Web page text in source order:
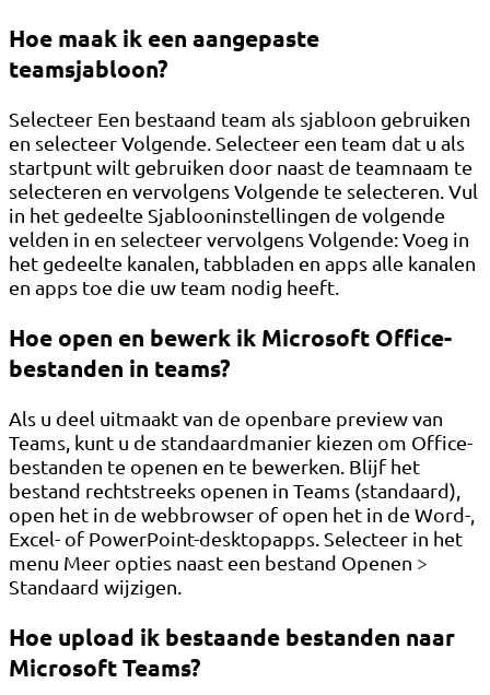
Hoe maak ik een aangepaste
teamsjabloon?
Selecteer Een bestaand team als sjabloon gebruiken
en selecteer Volgende. Selecteer een team dat u als
startpunt wilt gebruiken door naast de teamnaam te
selecteren en vervolgens Volgende te selecteren. Vul
in het gedeelte Sjablooninstellingen de volgende
velden in en selecteer vervolgens Volgende: Voeg in
het gedeelte kanalen, tabbladen en apps alle kanalen
en apps toe die uw team nodig heeft.
Hoe open en bewerk ik Microsoft Office-
bestanden in teams?
Als u deel uitmaakt van de openbare preview van
Teams, kunt u de standaardmanier kiezen om Office-
bestanden te openen en te bewerken. Blijf het
bestand rechtstreeks openen in Teams (standaard),
open het in de webbrowser of open het in de Word-,
Excel- of PowerPoint-desktopapps. Selecteer in het
menu Meer opties naast een bestand Openen >
Standaard wijzigen.
Hoe upload ik bestaande bestanden naar
Microsoft Teams?